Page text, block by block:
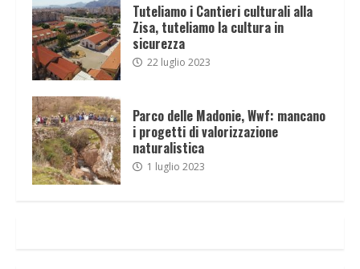
Tuteliamo i Cantieri culturali alla
Zisa, tuteliamo la cultura in
sicurezza
22 luglio 2023
Parco delle Madonie, Wwf: mancano
i progetti di valorizzazione
naturalistica
1 luglio 2023